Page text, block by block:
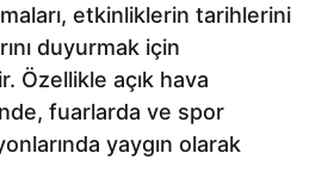
etkinliklerin tarihlerini
duyurmak için
Özellikle açık hava
fuarlarda ve spor
yaygın olarak